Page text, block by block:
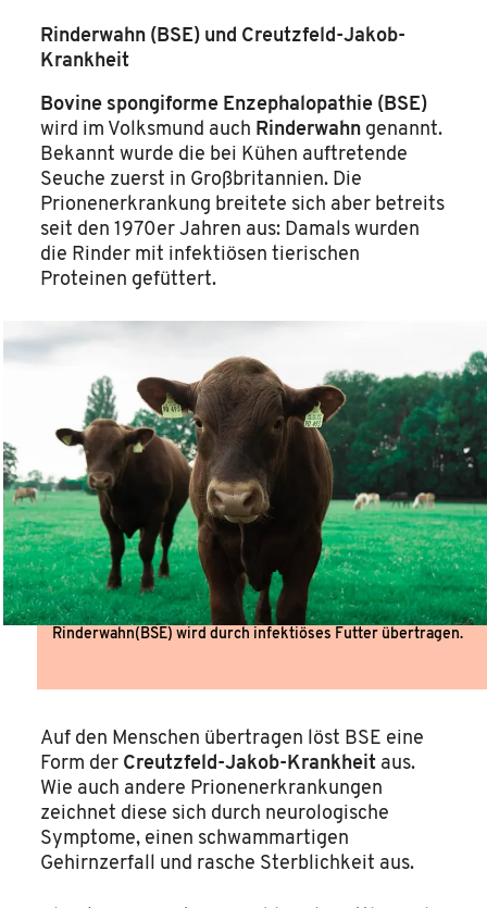
Rinderwahn (BSE) und Creutzfeld-Jakob-
Krankheit
Bovine spongiforme Enzephalopathie (BSE)
wird im Volksmund auch Rinderwahn genannt.
Bekannt wurde die bei Kühen auftretende
Seuche zuerst in Großbritannien. Die
Prionenerkrankung breitete sich aber betreits
seit den 1970er Jahren aus: Damals wurden
die Rinder mit infektiösen tierischen
Proteinen gefüttert.
Rinderwahn(BSE) wird durch infektiöses Futter übertragen.
Auf den Menschen übertragen löst BSE eine
Form der Creutzfeld-Jakob-Krankheit aus.
Wie auch andere Prionenerkrankungen
zeichnet diese sich durch neurologische
Symptome, einen schwammartigen
Gehirnzerfall und rasche Sterblichkeit aus.